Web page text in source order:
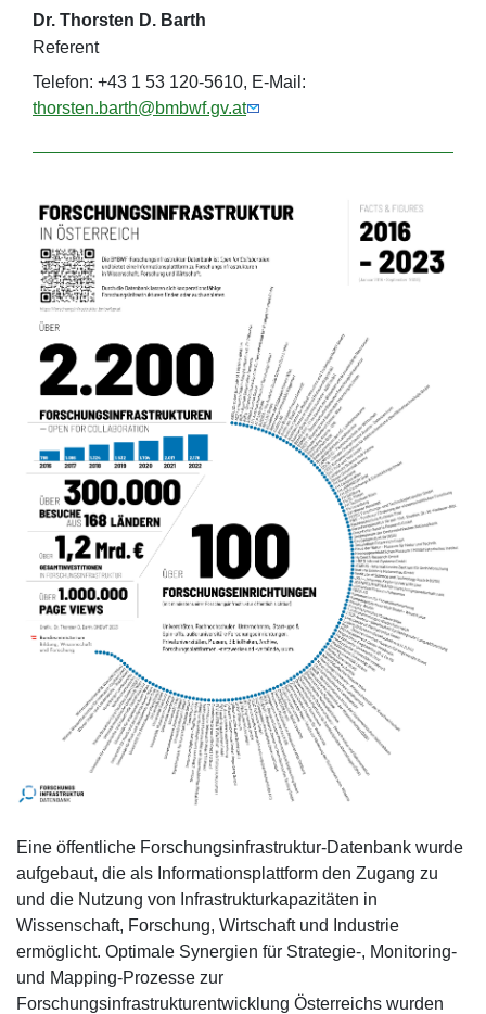
Dr. Thorsten D. Barth
Referent
Telefon: +43 1 53 120-5610, E-Mail:
thorsten.barth@bmbwf.gv.at
Eine öffentliche Forschungsinfrastruktur-Datenbank wurde
aufgebaut, die als Informationsplattform den Zugang zu
und die Nutzung von Infrastrukturkapazitäten in
Wissenschaft, Forschung, Wirtschaft und Industrie
ermöglicht. Optimale Synergien für Strategie-, Monitoring-
und Mapping-Prozesse zur
Forschungsinfrastrukturentwicklung Österreichs wurden